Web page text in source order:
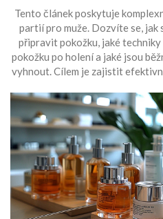
Tento článek poskytuje
partií pro muže. Dozvíte se,
připravit pokožku, jaké
pokožku po holení a jaké jsou
vyhnout. Cílem je zajistit